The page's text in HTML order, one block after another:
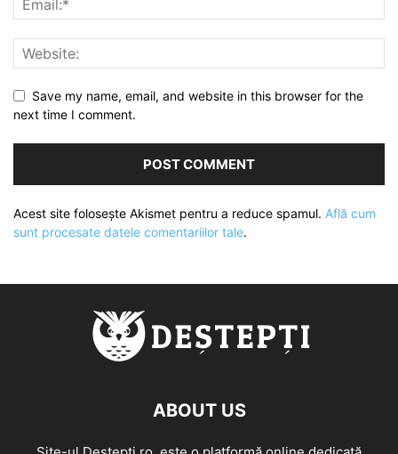
Save my name, email, and website in this browser for the
next time I comment.
Acest site folosește Akismet pentru a reduce spamul. Află cum
sunt procesate datele comentariilor tale.
ABOUT US